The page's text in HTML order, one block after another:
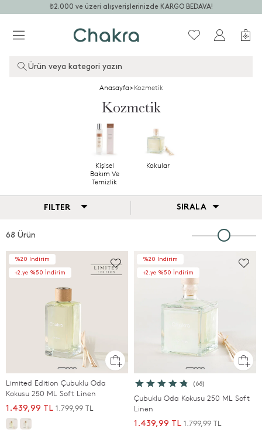
₺2.000 ve üzeri alışverişlerinizde KARGO BEDAVA!
Ürün veya kategori yazın
Anasayfa>Kozmetik
Kozmetik
Kişisel
Bakım Ve
Temizlik
Kokular
FILTER SIRALA
68 Ürün
%20 İndirim
+2.ye %50 İndirim
Limited Edition Çubuklu Oda
Kokusu 250 ML Soft Linen
1.439,99 TL 1.799,99 TL
%20 İndirim
+2.ye %50 İndirim
(68)
Çubuklu Oda Kokusu 250 ML Soft
Linen
1.439,99 TL 1.799,99 TL